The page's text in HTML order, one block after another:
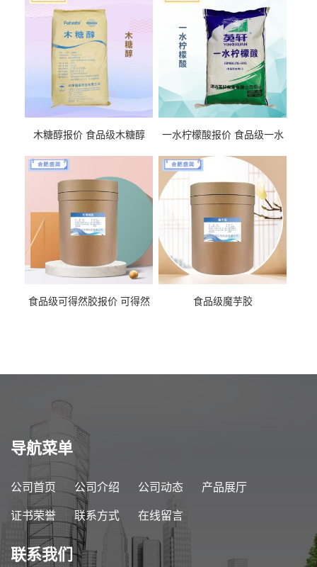
木糖醇报价 食品级木糖醇
一水柠檬酸报价 食品级一水
食品级可得然胶报价 可得然
食品级魔芋胶
导航菜单
公司首页 公司介绍 公司动态 产品展厅
证书荣誉 联系方式 在线留言
联系我们